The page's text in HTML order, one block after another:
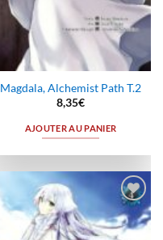
Magdala, Alchemist Path T.2
8,35€
AJOUTER AU PANIER
Ajouter
à la
wishlist